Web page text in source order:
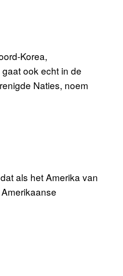
Korea,
ook echt in de
Naties, noem
als het Amerika van